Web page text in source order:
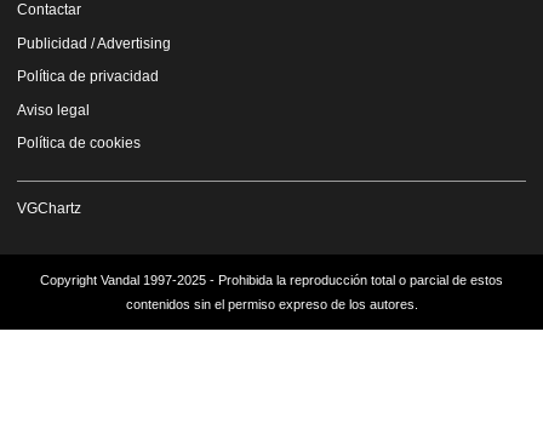
Contactar
Publicidad / Advertising
Política de privacidad
Aviso legal
Política de cookies
VGChartz
Copyright Vandal 1997-2025 - Prohibida la reproducción total o parcial de estos
contenidos sin el permiso expreso de los autores.